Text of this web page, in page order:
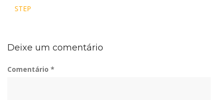
Navegação
STEP
Deixe um comentário
Comentário *